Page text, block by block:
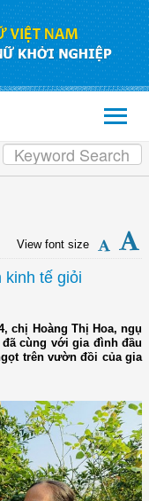
View font size
kinh tế giỏi
chị Hoàng Thị Hoa, ngụ
cùng với gia đình đầu
trên vườn đồi của gia